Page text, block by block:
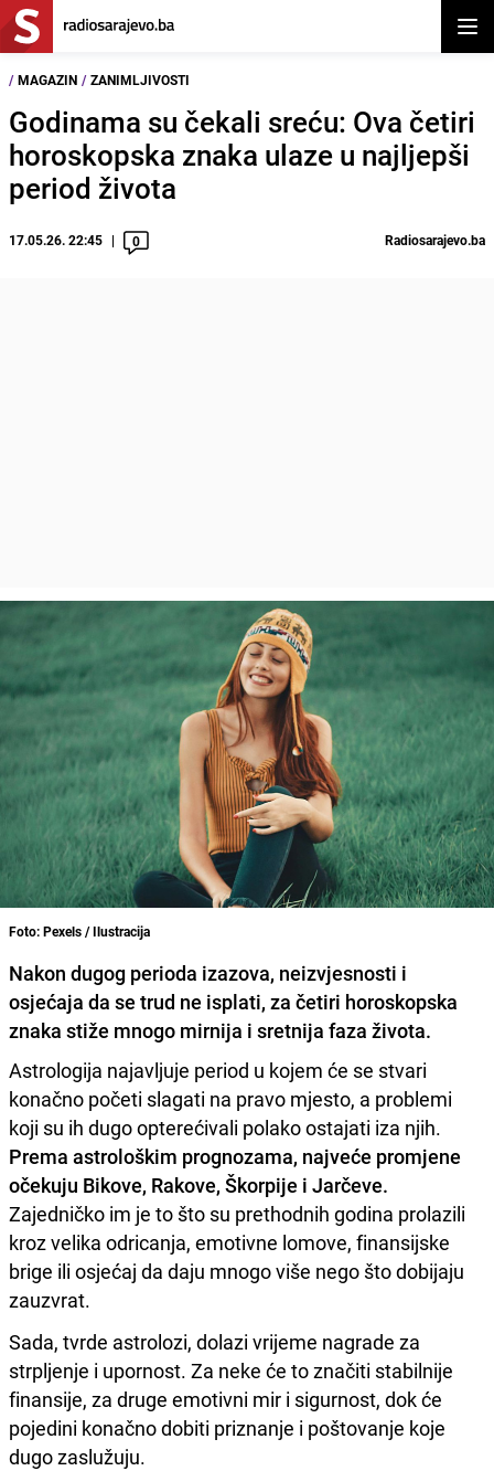
/ MAGAZIN / ZANIMLJIVOSTI
Godinama su čekali sreću: Ova četiri
horoskopska znaka ulaze u najljepši
period života
17.05.26. 22:45 0 Radiosarajevo.ba
Foto: Pexels / Ilustracija
Nakon dugog perioda izazova, neizvjesnosti i
osjećaja da se trud ne isplati, za četiri horoskopska
znaka stiže mnogo mirnija i sretnija faza života.
Astrologija najavljuje period u kojem će se stvari
konačno početi slagati na pravo mjesto, a problemi
koji su ih dugo opterećivali polako ostajati iza njih.
Prema astrološkim prognozama, najveće promjene
očekuju Bikove, Rakove, Škorpije i Jarčeve.
Zajedničko im je to što su prethodnih godina prolazili
kroz velika odricanja, emotivne lomove, finansijske
brige ili osjećaj da daju mnogo više nego što dobijaju
zauzvrat.
Sada, tvrde astrolozi, dolazi vrijeme nagrade za
strpljenje i upornost. Za neke će to značiti stabilnije
finansije, za druge emotivni mir i sigurnost, dok će
pojedini konačno dobiti priznanje i poštovanje koje
dugo zaslužuju.